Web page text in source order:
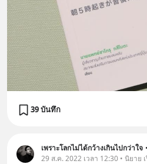
39 บันทึก
เพราะโลกไม่ได้กว้างเกินไปกว่าใจ •
29 ส.ค. 2022 เวลา 12:30 • นิยาย